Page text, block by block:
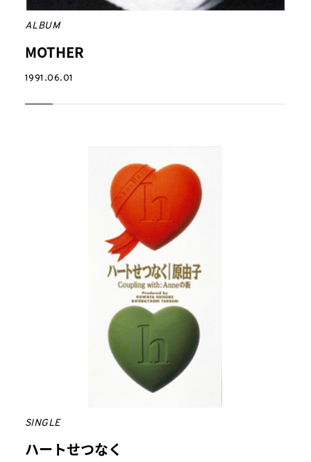
ALBUM
MOTHER
1991.06.01
SINGLE
ハートせつなく